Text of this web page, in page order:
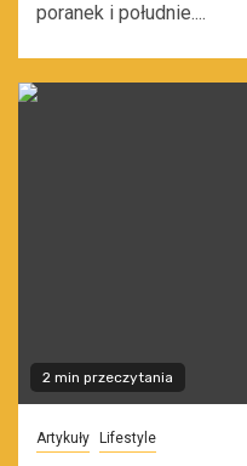
poranek i południe....
2 min przeczytania
Artykuły Lifestyle